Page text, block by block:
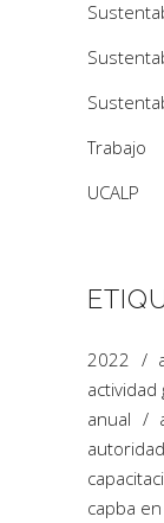
Trabajo
UCALP
2022
actividad
anual
capba